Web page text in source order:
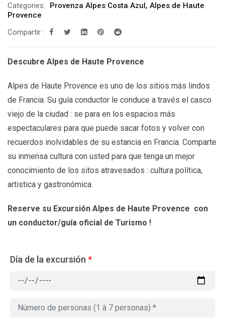
Categories: Provenza Alpes Costa Azul, Alpes de Haute
Provence
Compartir :
Descubre Alpes de Haute Provence
Alpes de Haute Provence es uno de los sitios más lindos
de Francia. Su guía conductor le conduce a través el casco
viejo de la ciudad : se para en los espacios más
espectaculares para que puede sacar fotos y volver con
recuerdos inolvidables de su estancia en Francia. Comparte
su inmensa cultura con usted para que tenga un mejor
conocimiento de los sitos atravesados : cultura política,
artistica y gastronómica.
Reserve su Excursión Alpes de Haute Provence con
un conductor/guía oficial de Turismo !
Día de la excursión *